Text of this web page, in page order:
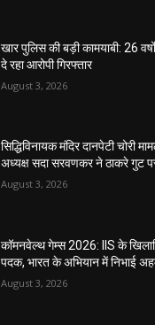
खार पुलिस की बड़ी कामयाबी: 26
दे रहा आरोपी गिरफ्तार
August 3, 2026
सिद्धिविनायक मंदिर दानपेटी चोरी
अध्यक्ष सदा सरवणकर ने ठाकरे गुट
August 3, 2026
कॉमनवेल्थ गेम्स 2026: IIS के
पदक, भारत के अभियान में निभाई
August 3, 2026